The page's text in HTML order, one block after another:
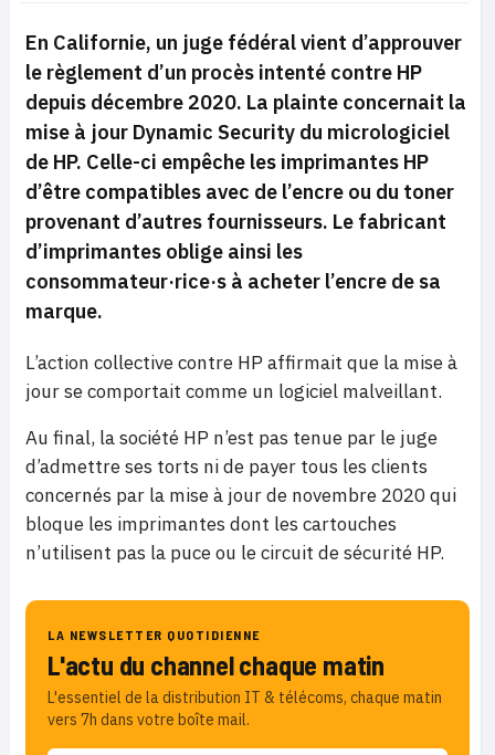
En Californie, un juge fédéral vient d’approuver
le règlement d’un procès intenté contre HP
depuis décembre 2020. La plainte concernait la
mise à jour Dynamic Security du micrologiciel
de HP. Celle-ci empêche les imprimantes HP
d’être compatibles avec de l’encre ou du toner
provenant d’autres fournisseurs. Le fabricant
d’imprimantes oblige ainsi les
consommateur·rice·s à acheter l’encre de sa
marque.
L’action collective contre HP affirmait que la mise à
jour se comportait comme un logiciel malveillant.
Au final, la société HP n’est pas tenue par le juge
d’admettre ses torts ni de payer tous les clients
concernés par la mise à jour de novembre 2020 qui
bloque les imprimantes dont les cartouches
n’utilisent pas la puce ou le circuit de sécurité HP.
LA NEWSLETTER QUOTIDIENNE
L'actu du channel chaque matin
L'essentiel de la distribution IT & télécoms, chaque matin
vers 7h dans votre boîte mail.